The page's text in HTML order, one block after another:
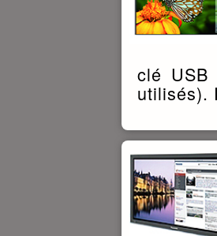
clé USB
utilisés).